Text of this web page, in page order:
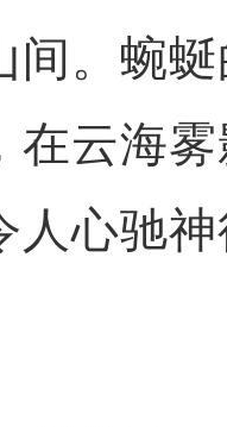
间。蜿
在云海
人心驰